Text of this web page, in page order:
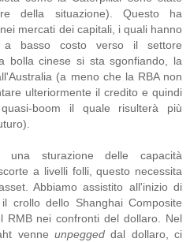
della situazione). Questo ha
mercati dei capitali, i quali hanno
a basso costo verso il settore
bolla cinese si sta sgonfiando, la
(a meno che la RBA non
ulteriormente il credito e quindi
boom il quale risulterà più
sturazione delle capacità
a livelli folli, questo necessita
Abbiamo assistito all'inizio di
crollo dello Shanghai Composite
RMB nei confronti del dollaro. Nel
venne unpeggeddal dollaro, ci